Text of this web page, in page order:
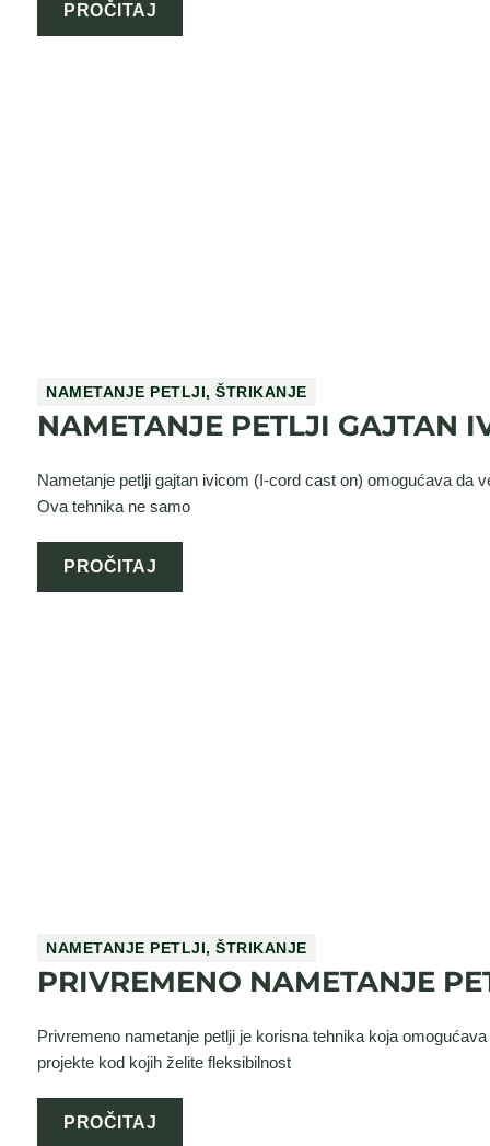
PROČITAJ
NAMETANJE PETLJI, ŠTRIKANJE
NAMETANJE PETLJI GAJTAN
Nametanje petlji gajtan ivicom (I-cord cast on) omogućava da
Ova tehnika ne samo
PROČITAJ
NAMETANJE PETLJI, ŠTRIKANJE
PRIVREMENO NAMETANJE
Privremeno nametanje petlji je korisna tehnika koja
projekte kod kojih želite fleksibilnost
PROČITAJ